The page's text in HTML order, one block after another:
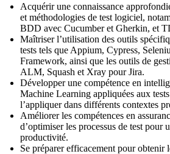
Acquérir une connaissance
et méthodologies de test logiciel,
BDD avec Cucumber et Gherkin, et
Maîtriser l’utilisation des outils
tests tels que Appium, Cypress,
Framework, ainsi que les outils de
ALM, Squash et Xray pour Jira.
Développer une compétence en
Machine Learning appliquées aux
l’appliquer dans différents contextes
Améliorer les compétences en
d’optimiser les processus de test pour
productivité.
Se préparer efficacement pour obtenir